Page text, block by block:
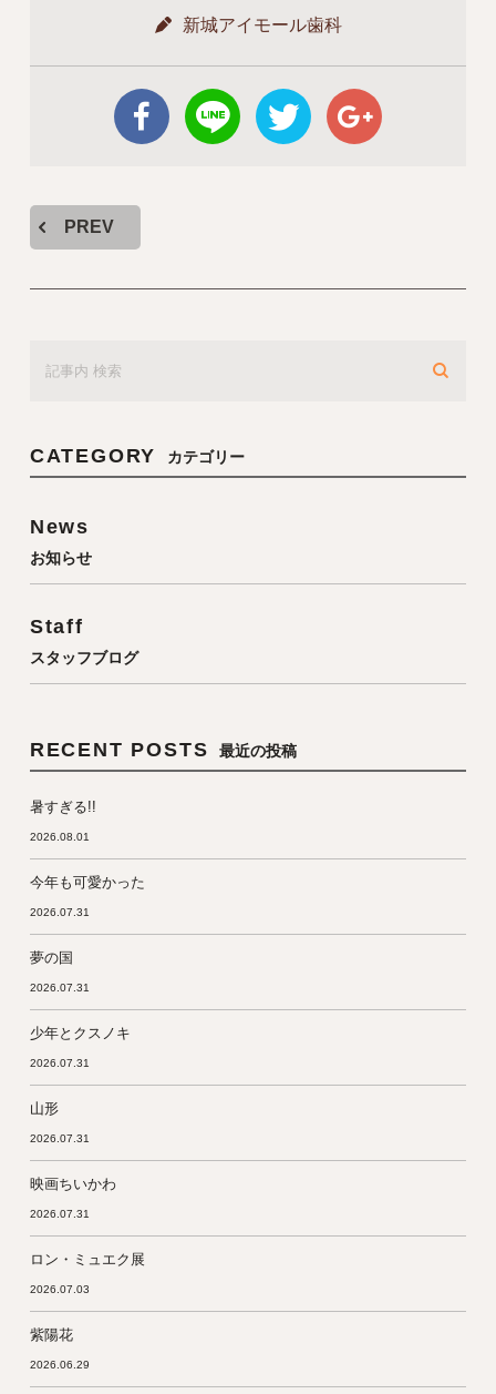
新城アイモール歯科
PREV
CATEGORY カテゴリー
News
お知らせ
Staff
スタッフブログ
RECENT POSTS 最近の投稿
暑すぎる!!
2026.08.01
今年も可愛かった
2026.07.31
夢の国
2026.07.31
少年とクスノキ
2026.07.31
山形
2026.07.31
映画ちいかわ
2026.07.31
ロン・ミュエク展
2026.07.03
紫陽花
2026.06.29